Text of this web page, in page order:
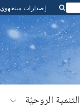
إصدارات مينغهوي
التنمية الروحيّة